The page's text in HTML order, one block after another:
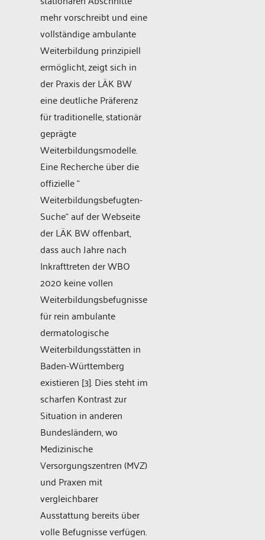
mehr vorschreibt und eine
vollständige ambulante
Weiterbildung prinzipiell
ermöglicht, zeigt sich in
der Praxis der LÄK BW
eine deutliche Präferenz
für traditionelle, stationär
geprägte
Weiterbildungsmodelle.
Eine Recherche über die
offizielle “
Weiterbildungsbefugten-
Suche“ auf der Webseite
der LÄK BW offenbart,
dass auch Jahre nach
Inkrafttreten der WBO
2020 keine vollen
Weiterbildungsbefugnisse
für rein ambulante
dermatologische
Weiterbildungsstätten in
Baden-Württemberg
existieren [3]. Dies steht im
scharfen Kontrast zur
Situation in anderen
Bundesländern, wo
Medizinische
Versorgungszentren (MVZ)
und Praxen mit
vergleichbarer
Ausstattung bereits über
volle Befugnisse verfügen.